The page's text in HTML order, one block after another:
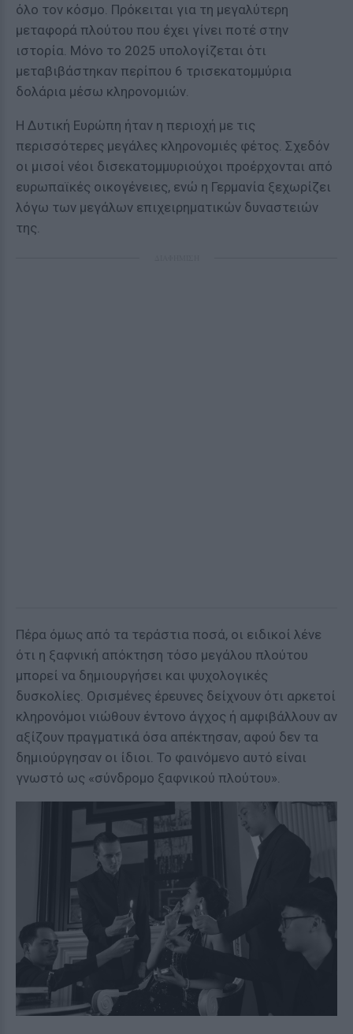
όλο τον κόσμο. Πρόκειται για τη μεγαλύτερη
μεταφορά πλούτου που έχει γίνει ποτέ στην
ιστορία. Μόνο το 2025 υπολογίζεται ότι
μεταβιβάστηκαν περίπου 6 τρισεκατομμύρια
δολάρια μέσω κληρονομιών.
Η Δυτική Ευρώπη ήταν η περιοχή με τις
περισσότερες μεγάλες κληρονομιές φέτος. Σχεδόν
οι μισοί νέοι δισεκατομμυριούχοι προέρχονται από
ευρωπαϊκές οικογένειες, ενώ η Γερμανία ξεχωρίζει
λόγω των μεγάλων επιχειρηματικών δυναστειών
της.
Πέρα όμως από τα τεράστια ποσά, οι ειδικοί λένε
ότι η ξαφνική απόκτηση τόσο μεγάλου πλούτου
μπορεί να δημιουργήσει και ψυχολογικές
δυσκολίες. Ορισμένες έρευνες δείχνουν ότι αρκετοί
κληρονόμοι νιώθουν έντονο άγχος ή αμφιβάλλουν αν
αξίζουν πραγματικά όσα απέκτησαν, αφού δεν τα
δημιούργησαν οι ίδιοι. Το φαινόμενο αυτό είναι
γνωστό ως «σύνδρομο ξαφνικού πλούτου».